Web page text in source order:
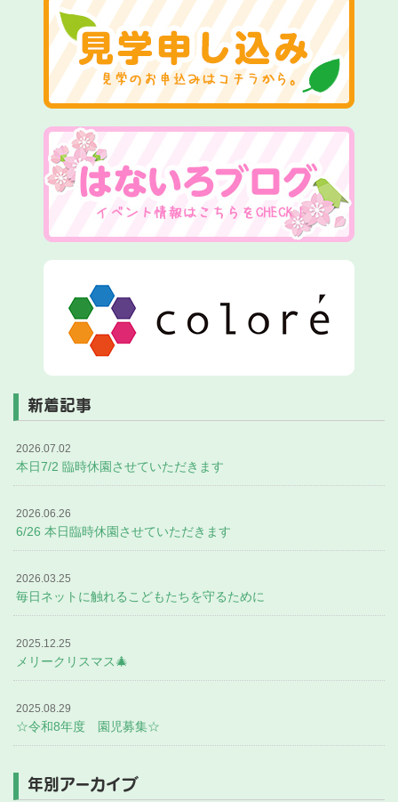
新着記事
2026.07.02
本日7/2 臨時休園させていただきます
2026.06.26
6/26 本日臨時休園させていただきます
2026.03.25
毎日ネットに触れるこどもたちを守るために
2025.12.25
メリークリスマス🎄
2025.08.29
☆令和8年度 園児募集☆
年別アーカイブ